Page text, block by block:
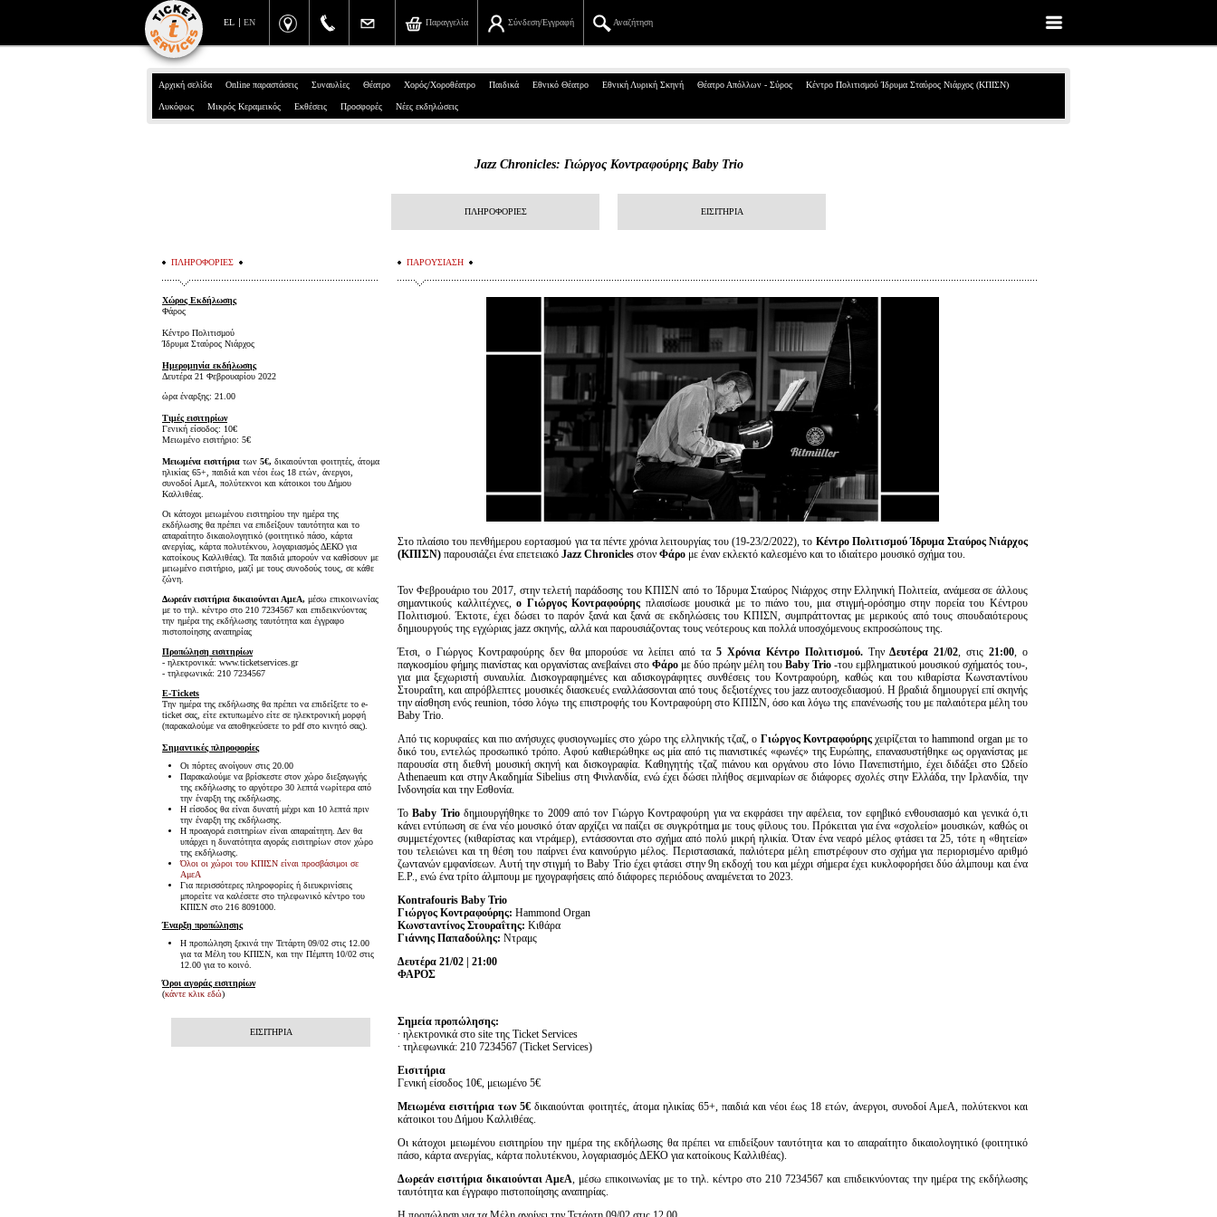
EN
EL Αναζήτηση
Σύνδεση/Εγγραφή
Παραγγελία
Πανεπιστημίου 39, Αθήνα
Αναζήτηση παραγγελίας
Πληροφορίες
Είσοδος διαχειριστή
Αρχική σελίδα Online παραστάσεις Συναυλίες Θέατρο Χορός/Χοροθέατρο Παιδικά Εθνικό Θέατρο Εθνική Λυρική Σκηνή Θέατρο Απόλλων - Σύρος Κέντρο Πολιτισμού Ίδρυμα Σταύρος Νιάρχος (ΚΠΙΣΝ)
Λυκόφως Μικρός Κεραμεικός Εκθέσεις Προσφορές Νέες εκδηλώσεις
Jazz Chronicles: Γιώργος Κοντραφούρης Baby Trio
ΠΛΗΡΟΦΟΡΙΕΣ ΕΙΣΙΤΗΡΙΑ
ΠΑΡΟΥΣΙΑΣΗ
Στο πλαίσιο του πενθήμερου εορτασμού για τα πέντε χρόνια λειτουργίας του (19-23/2/2022), το Κέντρο Πολιτισμού Ίδρυμα Σταύρος Νιάρχος
(ΚΠΙΣΝ) παρουσιάζει ένα επετειακό Jazz Chronicles στον Φάρο με έναν εκλεκτό καλεσμένο και το ιδιαίτερο μουσικό σχήμα του.
Τον Φεβρουάριο του 2017, στην τελετή παράδοσης του ΚΠΙΣΝ από το Ίδρυμα Σταύρος Νιάρχος στην Ελληνική Πολιτεία, ανάμεσα σε άλλους
σημαντικούς καλλιτέχνες,ο Γιώργος Κοντραφούρης πλαισίωσε μουσικά με το πιάνο του, μια στιγμή-ορόσημο στην πορεία του Κέντρου
Πολιτισμού. Έκτοτε, έχει δώσει το παρόν ξανά και ξανά σε εκδηλώσεις του ΚΠΙΣΝ, συμπράττοντας με μερικούς από τους σπουδαιότερους
δημιουργούς της εγχώριας jazz σκηνής, αλλά και παρουσιάζοντας τους νεότερους και πολλά υποσχόμενους εκπροσώπους της.
Έτσι, ο Γιώργος Κοντραφούρης δεν θα μπορούσε να λείπει από τα 5 Χρόνια Κέντρο Πολιτισμού.ΤηνΔευτέρα 21/02, στις21:00, o
παγκοσμίου φήμης πιανίστας και οργανίστας ανεβαίνει στο Φάρο με δύο πρώην μέλη του Baby Trio -του εμβληματικού μουσικού σχήματός του-,
για μια ξεχωριστή συναυλία. Δισκογραφημένες και αδισκογράφητες συνθέσεις του Κοντραφούρη, καθώς και του κιθαρίστα Κωνσταντίνου
Στουραΐτη, και απρόβλεπτες μουσικές διασκευές εναλλάσσονται από τους δεξιοτέχνες του jazz αυτοσχεδιασμού. Η βραδιά δημιουργεί επί σκηνής
την αίσθηση ενός reunion, τόσο λόγω της επιστροφής του Κοντραφούρη στο ΚΠΙΣΝ, όσο και λόγω της επανένωσής του με παλαιότερα μέλη του
Baby Trio.
Από τις κορυφαίες και πιο ανήσυχες φυσιογνωμίες στο χώρο της ελληνικής τζαζ, ο Γιώργος Κοντραφούρηςχειρίζεται το hammond organ με το
δικό του, εντελώς προσωπικό τρόπο. Aφού καθιερώθηκε ως μία από τις πιανιστικές «φωνές» της Ευρώπης, επανασυστήθηκε ως οργανίστας με
παρουσία στη διεθνή μουσική σκηνή και δισκογραφία. Καθηγητής τζαζ πιάνου και οργάνου στο Ιόνιο Πανεπιστήμιο, έχει διδάξει στο Ωδείο
Athenaeum και στην Ακαδημία Sibelius στη Φινλανδία, ενώ έχει δώσει πλήθος σεμιναρίων σε διάφορες σχολές στην Ελλάδα, την Ιρλανδία, την
Ινδονησία και την Εσθονία.
Το Baby Trioδημιουργήθηκε το 2009 από τον Γιώργο Κοντραφούρη για να εκφράσει την αφέλεια, τον εφηβικό ενθουσιασμό και γενικά ό,τι
κάνει εντύπωση σε ένα νέο μουσικό όταν αρχίζει να παίζει σε συγκρότημα με τους φίλους του. Πρόκειται για ένα «σχολείο» μουσικών, καθώς οι
συμμετέχοντες (κιθαρίστας και ντράμερ), εντάσσονται στο σχήμα από πολύ μικρή ηλικία. Όταν ένα νεαρό μέλος φτάσει τα 25, τότε η «θητεία»
του τελειώνει και τη θέση του παίρνει ένα καινούργιο μέλος. Περιστασιακά, παλιότερα μέλη επιστρέφουν στο σχήμα για περιορισμένο αριθμό
ζωντανών εμφανίσεων. Αυτή την στιγμή το Baby Trio έχει φτάσει στην 9η εκδοχή του και μέχρι σήμερα έχει κυκλοφορήσει δύο άλμπουμ και ένα
E.P., ενώ ένα τρίτο άλμπουμ με ηχογραφήσεις από διάφορες περιόδους αναμένεται το 2023.
Kontrafouris Baby Trio
Γιώργος Κοντραφούρης: Hammond Organ
Κωνσταντίνος Στουραΐτης: Κιθάρα
Γιάννης Παπαδούλης: Ντραμς
Δευτέρα 21/02 | 21:00
ΦΑΡΟΣ
Σημεία προπώλησης:
· ηλεκτρονικά στο site της Ticket Services
· τηλεφωνικά: 210 7234567 (Ticket Services)
Εισιτήρια
Γενική είσοδος 10€, μειωμένο 5€
Μειωμένα εισιτήρια των 5€δικαιούνται φοιτητές, άτομα ηλικίας 65+, παιδιά και νέοι έως 18 ετών, άνεργοι, συνοδοί ΑμεΑ, πολύτεκνοι και
κάτοικοι του Δήμου Καλλιθέας.
Οι κάτοχοι μειωμένου εισιτηρίου την ημέρα της εκδήλωσης θα πρέπει να επιδείξουν ταυτότητα και το απαραίτητο δικαιολογητικό (φοιτητικό
πάσο, κάρτα ανεργίας, κάρτα πολυτέκνου, λογαριασμός ΔΕΚΟ για κατοίκους Καλλιθέας).
Δωρεάν εισιτήρια δικαιούνται ΑμεΑ, μέσω επικοινωνίας με το τηλ. κέντρο στο 210 7234567 και επιδεικνύοντας την ημέρα της εκδήλωσης
ταυτότητα και έγγραφο πιστοποίησης αναπηρίας.
ΠΛΗΡΟΦΟΡΙΕΣ
Χώρος Εκδήλωσης
Φάρος
Κέντρο Πολιτισμού
Ίδρυμα Σταύρος Νιάρχος
Ημερομηνία εκδήλωσης
Δευτέρα 21 Φεβρουαρίου 2022
ώρα έναρξης: 21.00
Τιμές εισιτηρίων
Γενική είσοδος: 10€
Μειωμένο εισιτήριο: 5€
Μειωμένα εισιτήρια των 5€, δικαιούνται φοιτητές, άτομα
ηλικίας 65+, παιδιά και νέοι έως 18 ετών, άνεργοι,
συνοδοί ΑμεΑ, πολύτεκνοι και κάτοικοι του Δήμου
Καλλιθέας.
Οι κάτοχοι μειωμένου εισιτηρίου την ημέρα της
εκδήλωσης θα πρέπει να επιδείξουν ταυτότητα και το
απαραίτητο δικαιολογητικό (φοιτητικό πάσο, κάρτα
ανεργίας, κάρτα πολυτέκνου, λογαριασμός ΔΕΚΟ για
κατοίκους Καλλιθέας). Τα παιδιά μπορούν να καθίσουν με
μειωμένο εισιτήριο, μαζί με τους συνοδούς τους, σε κάθε
ζώνη.
Δωρεάν εισιτήρια δικαιούνται ΑμεΑ, μέσω επικοινωνίας
με το τηλ. κέντρο στο 210 7234567 και επιδεικνύοντας
την ημέρα της εκδήλωσης ταυτότητα και έγγραφο
πιστοποίησης αναπηρίας
Προπώληση εισιτηρίων
- ηλεκτρονικά: www.ticketservices.gr
- τηλεφωνικά: 210 7234567
E-Tickets
Την ημέρα της εκδήλωσης θα πρέπει να επιδείξετε το e-
ticket σας, είτε εκτυπωμένο είτε σε ηλεκτρονική μορφή
(παρακαλούμε να αποθηκεύσετε το pdf στο κινητό σας).
Σημαντικές πληροφορίες
Οι πόρτες ανοίγουν στις 20.00
Παρακαλούμε να βρίσκεστε στον χώρο διεξαγωγής
της εκδήλωσης το αργότερο 30 λεπτά νωρίτερα από
την έναρξη της εκδήλωσης.
Η είσοδος θα είναι δυνατή μέχρι και 10 λεπτά πριν
την έναρξη της εκδήλωσης.
Η προαγορά εισιτηρίων είναι απαραίτητη. Δεν θα
υπάρχει η δυνατότητα αγοράς εισιτηρίων στον χώρο
της εκδήλωσης.
Όλοι οι χώροι του ΚΠΙΣΝ είναι προσβάσιμοι σε
ΑμεΑ
Για περισσότερες πληροφορίες ή διευκρινίσεις
μπορείτε να καλέσετε στο τηλεφωνικό κέντρο του
ΚΠΙΣΝ στο 216 8091000.
Έναρξη προπώλησης
Η προπώληση ξεκινά την Τετάρτη 09/02 στις 12.00
για τα Μέλη του ΚΠΙΣΝ, και την Πέμπτη 10/02 στις
12.00 για το κοινό.
Όροι αγοράς εισιτηρίων
(κάντε κλικ εδώ)
ΕΙΣΙΤΗΡΙΑ